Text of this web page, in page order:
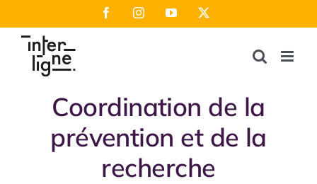
au
contenu
FacebookInstagramYouTube
Coordination de la
prévention et de la
recherche